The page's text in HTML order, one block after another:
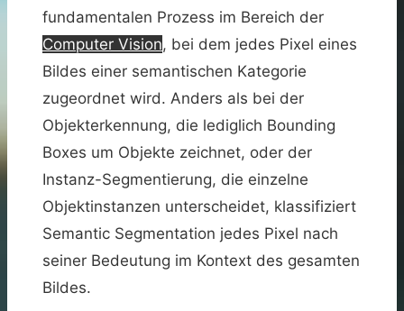
fundamentalen Prozess im Bereich der
Computer Vision, bei dem jedes Pixel eines
Bildes einer semantischen Kategorie
zugeordnet wird. Anders als bei der
Objekterkennung, die lediglich Bounding
Boxes um Objekte zeichnet, oder der
Instanz-Segmentierung, die einzelne
Objektinstanzen unterscheidet, klassifiziert
Semantic Segmentation jedes Pixel nach
seiner Bedeutung im Kontext des gesamten
Bildes.